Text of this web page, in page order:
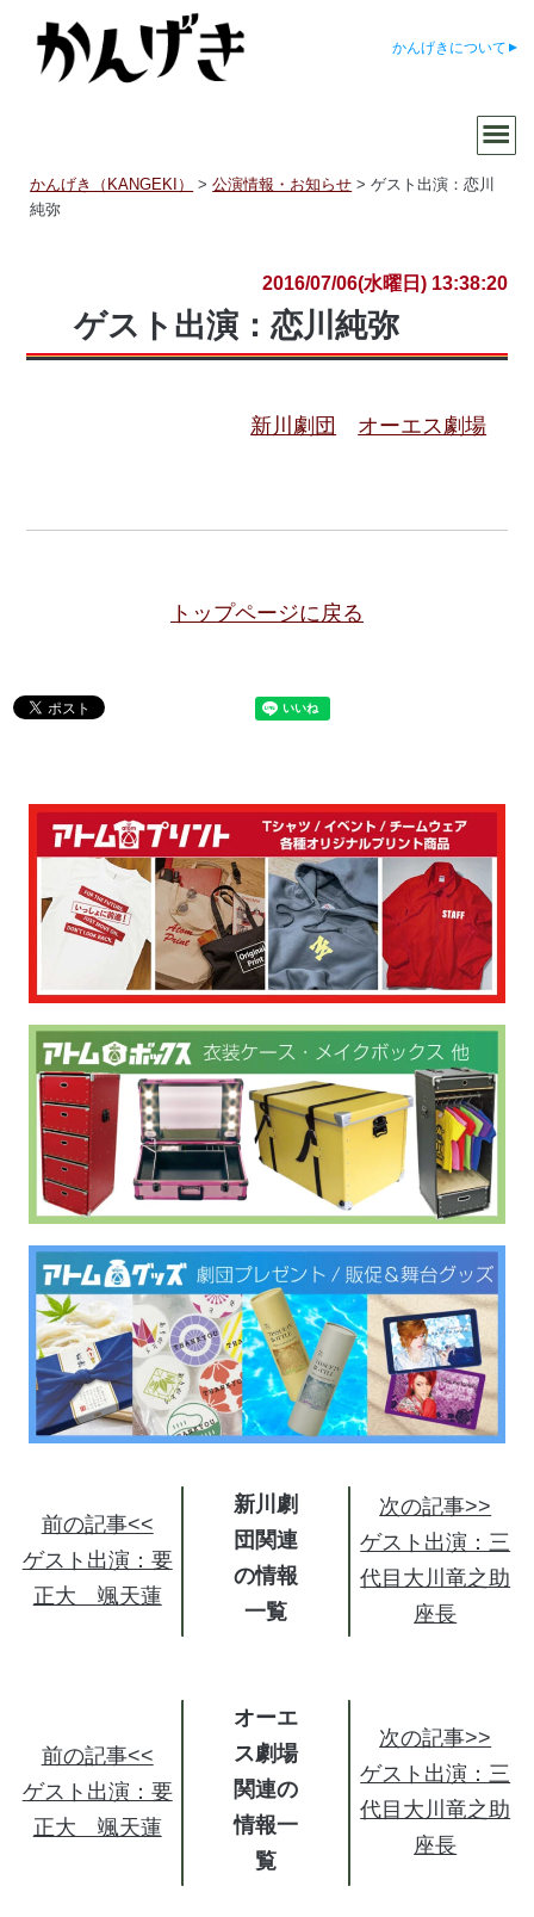
かんげきについて
かんげき（KANGEKI） >公演情報・お知らせ >ゲスト出演：恋川
純弥
2016/07/06(水曜日) 13:38:20
ゲスト出演：恋川純弥
新川劇団 オーエス劇場
トップページに戻る
前の記事<<
ゲスト出演：要
正大 颯天蓮
新川劇
団関連
の情報
次の記事>>
ゲスト出演：三
代目大川竜之助
座長
前の記事<<
ゲスト出演：要
正大 颯天蓮
オーエ
ス劇場
関連の
情報
次の記事>>
ゲスト出演：三
代目大川竜之助
座長